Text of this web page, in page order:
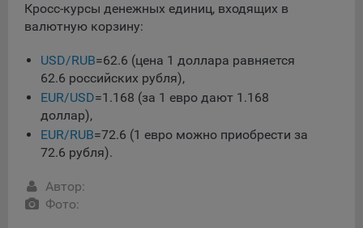
рекламирования услуг пользователям сайта
«bankibel.by» на сторонних веб-сайтах. Например, если
может встретить рекламу Общества на некоторых
сторонних веб-сайтах.
Иногда Общество использует сторонние файлы cookie
для отслеживания эффективности своих рекламных
объявлений. Такие файлы cookie, например, запоминают,
с помощью каких браузеров пользователи посещают
Общество также регулирует и оценивает эффективность
рекламной деятельности.
Кросс-курсы денежных единиц, входящих в
валютную корзину:
USD/RUB=62.6 (цена 1 доллара равняется
62.6 российских рубля),
EUR/USD=1.168 (за 1 евро дают 1.168
доллар),
EUR/RUB=72.6 (1 евро можно приобрести за
72.6 рубля).
Автор:
Фото: